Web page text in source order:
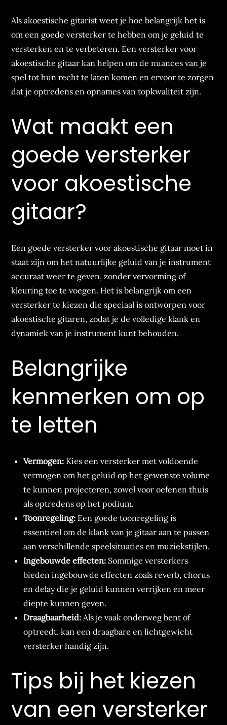
Als akoestische gitarist weet je hoe belangrijk het is
om een goede versterker te hebben om je geluid te
versterken en te verbeteren. Een versterker voor
akoestische gitaar kan helpen om de nuances van je
spel tot hun recht te laten komen en ervoor te zorgen
dat je optredens en opnames van topkwaliteit zijn.
Wat maakt een
goede versterker
voor akoestische
gitaar?
Een goede versterker voor akoestische gitaar moet in
staat zijn om het natuurlijke geluid van je instrument
accuraat weer te geven, zonder vervorming of
kleuring toe te voegen. Het is belangrijk om een
versterker te kiezen die speciaal is ontworpen voor
akoestische gitaren, zodat je de volledige klank en
dynamiek van je instrument kunt behouden.
Belangrijke
kenmerken om op
te letten
Vermogen: Kies een versterker met voldoende
vermogen om het geluid op het gewenste volume
te kunnen projecteren, zowel voor oefenen thuis
als optredens op het podium.
Toonregeling: Een goede toonregeling is
essentieel om de klank van je gitaar aan te passen
aan verschillende speelsituaties en muziekstijlen.
Ingebouwde effecten: Sommige versterkers
bieden ingebouwde effecten zoals reverb, chorus
en delay die je geluid kunnen verrijken en meer
diepte kunnen geven.
Draagbaarheid: Als je vaak onderweg bent of
optreedt, kan een draagbare en lichtgewicht
versterker handig zijn.
Tips bij het kiezen
van een versterker